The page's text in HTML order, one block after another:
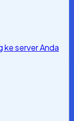
server Anda